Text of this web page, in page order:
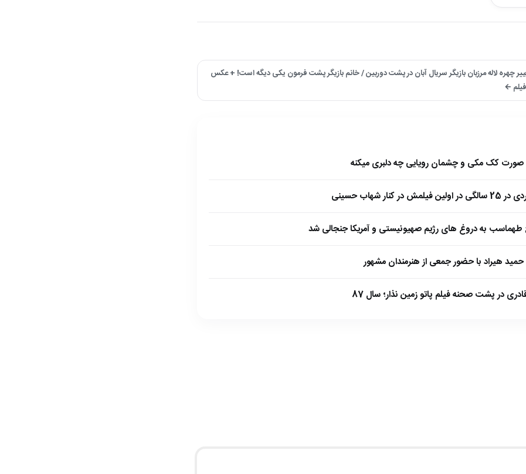
چهره لاله مرزبان بازیگر سریال آبان در پشت دوربین / خانم بازیگر پشت فرمون یکی دیگه است! + عکس
←
صورت کک مکی و چشمان رویایی چه دلبری میکنه
شهاب حسینی
به دروغ های رژیم صهیونیستی و آمریکا جنجالی شد
هیراد با حضور جمعی از هنرمندان مشهور
در پشت صحنه فیلم پاتو زمین نذار؛ سال 87